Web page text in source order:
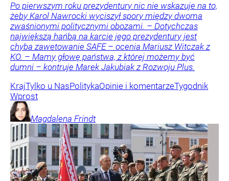
Po pierwszym roku prezydentury nic nie wskazuje na to,
żeby Karol Nawrocki wyciszył spory między dwoma
zwaśnionymi politycznymi obozami. – Dotychczas
największą hańbą na karcie jego prezydentury jest
chyba zawetowanie SAFE – ocenia Mariusz Witczak z
KO. – Mamy głowę państwa, z której możemy być
dumni – kontruje Marek Jakubiak z Rozwoju Plus.
KrajTylko u NasPolitykaOpinie i komentarzeTygodnik
Wprost
Magdalena Frindt